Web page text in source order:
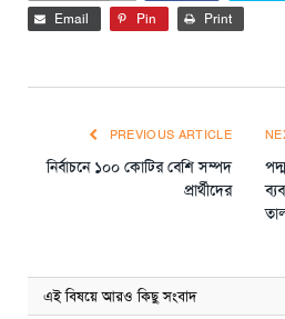
Email
Pin Print
PREVIOUS ARTICLE
নির্বাচনে‌ ১০০ কোটির বেশি সম্পদ
প্রার্থীদের
এই বিষয়ে আরও কিছু সংবাদ